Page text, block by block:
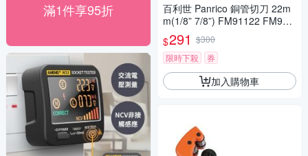
滿1件享95折
百利世 Panrico 銅管切刀 22m
m(1/8” 7/8”) FM91122 FM911
22
$291 $300
限時下殺
券
加入購物車